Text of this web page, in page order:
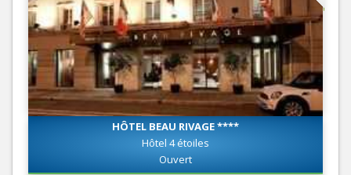
HÔTEL BEAU RIVAGE ****
Hôtel 4 étoiles
Ouvert